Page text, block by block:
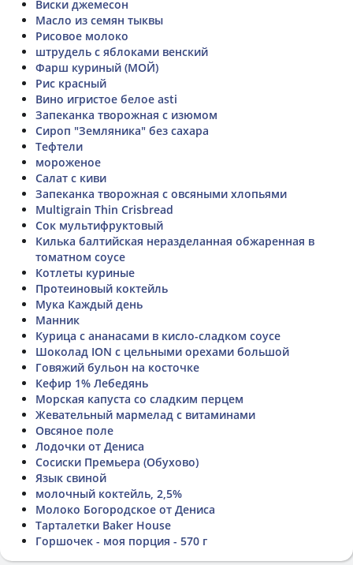
Виски джемесон
Масло из семян тыквы
Рисовое молоко
штрудель с яблоками венский
Фарш куриный (МОЙ)
Рис красный
Вино игристое белое asti
Запеканка творожная с изюмом
Сироп "Земляника" без сахара
Тефтели
мороженое
Салат с киви
Запеканка творожная с овсяными хлопьями
Multigrain Thin Crisbread
Сок мультифруктовый
Килька балтийская неразделанная обжаренная в
томатном соусе
Котлеты куриные
Протеиновый коктейль
Мука Каждый день
Манник
Курица с ананасами в кисло-сладком соусе
Шоколад ION с цельными орехами большой
Говяжий бульон на косточке
Кефир 1% Лебедянь
Морская капуста со сладким перцем
Жевательный мармелад с витаминами
Овсяное поле
Лодочки от Дениса
Сосиски Премьера (Обухово)
Язык свиной
молочный коктейль, 2,5%
Молоко Богородское от Дениса
Тарталетки Baker House
Горшочек - моя порция - 570 г